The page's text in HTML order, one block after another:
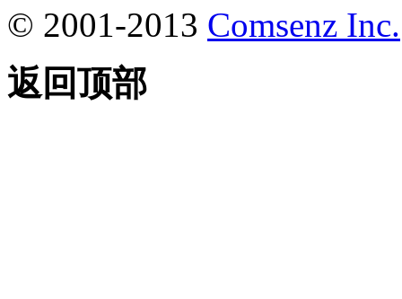
© 2001-2013 Comsenz Inc.
返回顶部